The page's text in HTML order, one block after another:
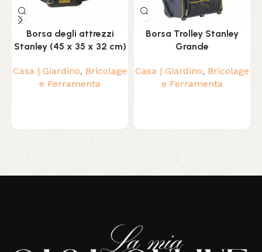
Borsa degli attrezzi
Stanley (45 x 35 x 32 cm)
Casa | Giardino, Bricolage
e Ferramenta
Borsa Trolley Stanley
Grande
Casa | Giardino, Bricolage
e Ferramenta
Read More